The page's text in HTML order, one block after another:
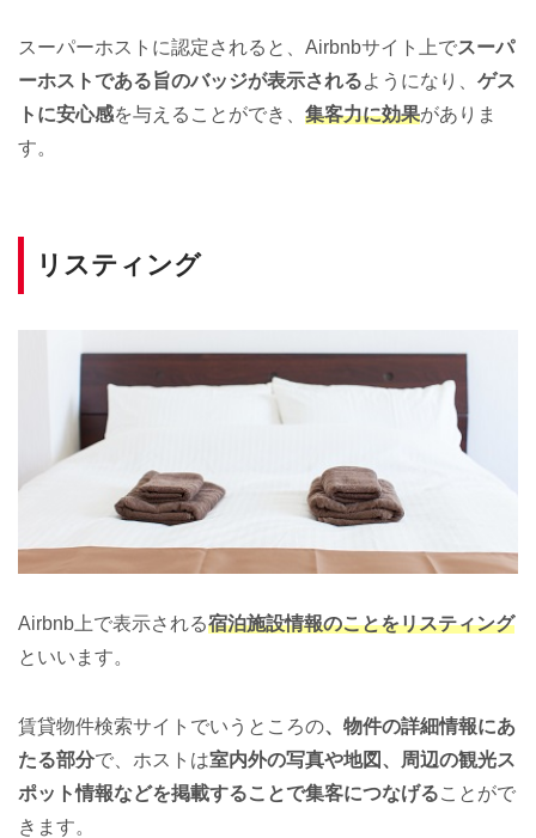
スーパーホストに認定されると、Airbnbサイト上でスーパ
ーホストである旨のバッジが表示されるようになり、 ゲス
トに安心感を与えることができ、 集客力に効果がありま
す。
リスティング
Airbnb上で表示される宿泊施設情報のことをリスティング
といいます。
賃貸物件検索サイトでいうところの、物件の詳細情報にあ
たる部分で、ホストは室内外の写真や地図、周辺の観光ス
ポット情報などを掲載することで集客につなげることがで
きます。